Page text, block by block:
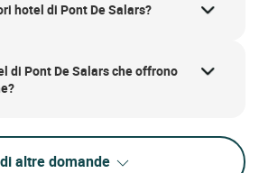
hotel di Pont De Salars?
di Pont De Salars che offrono
altre domande